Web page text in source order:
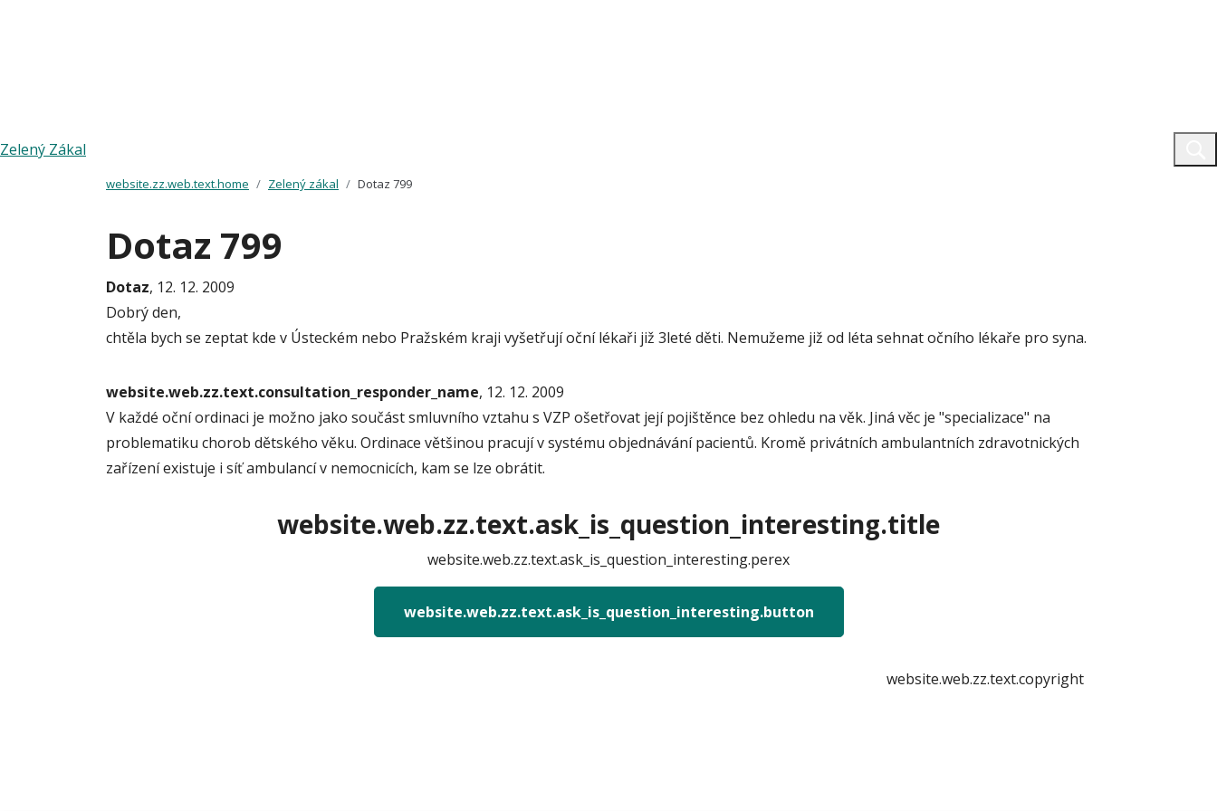
Zelený Zákal
website.zz.web.text.home Zelený zákal Dotaz 799
Dotaz 799
Dotaz, 12. 12. 2009
Dobrý den,
chtěla bych se zeptat kde v Ústeckém nebo Pražském kraji vyšetřují oční lékaři již 3leté děti. Nemužeme již od léta sehnat očního lékaře pro syna.
website.web.zz.text.consultation_responder_name, 12. 12. 2009
V každé oční ordinaci je možno jako součást smluvního vztahu s VZP ošetřovat její pojištěnce bez ohledu na věk. Jiná věc je "specializace" na
problematiku chorob dětského věku. Ordinace většinou pracují v systému objednávání pacientů. Kromě privátních ambulantních zdravotnických
zařízení existuje i síť ambulancí v nemocnicích, kam se lze obrátit.
website.web.zz.text.ask_is_question_interesting.title
website.web.zz.text.ask_is_question_interesting.perex
website.web.zz.text.ask_is_question_interesting.button
website.web.zz.text.copyright